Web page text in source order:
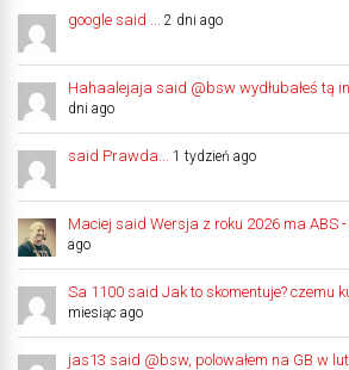
google said ... 2 dni ago
Hahaalejaja said @bsw wydłubałeś tą
dni ago
said Prawda... 1 tydzień ago
Maciej said Wersja z roku 2026 ma ABS -
ago
Sa 1100 said Jak to skomentuje? czemu
miesiąc ago
jas13 said @bsw, polowałem na GB w